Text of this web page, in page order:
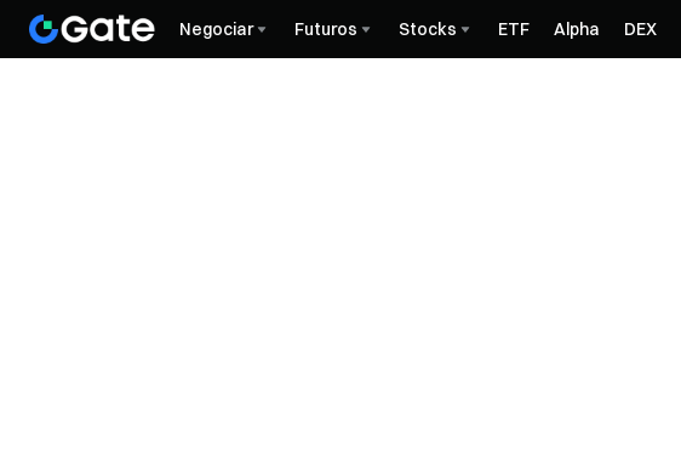
Negociar Futuros Stocks ETF Alpha DEX